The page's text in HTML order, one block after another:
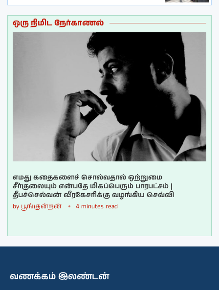
ஒரு நிமிட நேர்காணல்
எமது கதைகளைச் சொல்வதால் ஒற்றுமை
சீர்குலையும் என்பதே மிகப்பெரும் பாரபட்சம் |
தீபச்செல்வன் வீரகேசரிக்கு வழங்கிய செவ்வி
by பூங்குன்றன் 4 minutes read
வணக்கம் இலண்டன்